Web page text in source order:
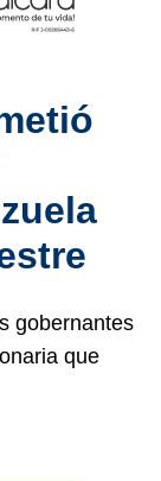
gobernantes
que